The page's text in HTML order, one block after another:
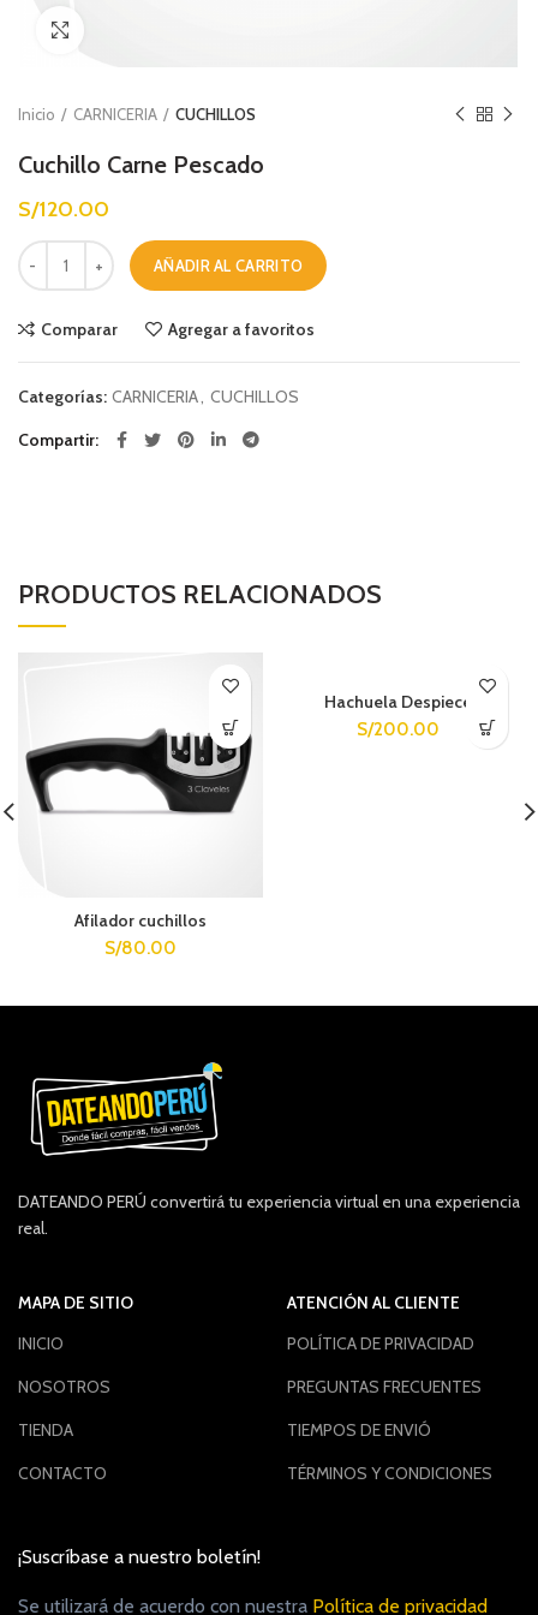
Inicio CARNICERIA CUCHILLOS
Cuchillo Carne Pescado
S/120.00
Cuchillo Carne Pescado cantidad
AÑADIR AL CARRITO
Comparar Agregar a favoritos
Categorías: CARNICERIA, CUCHILLOS
Compartir
PRODUCTOS RELACIONADOS
Afilador cuchillos
S/80.00
Hachuela Despiece
S/200.00
DATEANDO PERÚ convertirá tu experiencia virtual en una experiencia
real.
MAPA DE SITIO
INICIO
NOSOTROS
TIENDA
CONTACTO
ATENCIÓN AL CLIENTE
POLÍTICA DE PRIVACIDAD
PREGUNTAS FRECUENTES
TIEMPOS DE ENVIÓ
TÉRMINOS Y CONDICIONES
¡Suscríbase a nuestro boletín!
Se utilizará de acuerdo con nuestra Política de privacidad